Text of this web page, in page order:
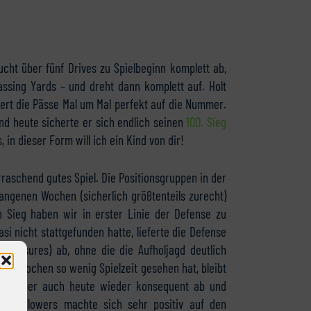
über fünf Drives zu Spielbeginn komplett ab,
Yards – und dreht dann komplett auf. Holt
die Pässe Mal um Mal perfekt auf die Nummer.
heute sicherte er sich endlich seinen100. Sieg
in dieser Form will ich ein Kind von dir!
gutes Spiel. Die Positionsgruppen in der
Wochen (sicherlich größtenteils zurecht)
Sieg haben wir in erster Linie der Defense zu
nicht stattgefunden hatte, lieferte die Defense
ab, ohne die die Aufholjagd deutlich
Wochen so wenig Spielzeit gesehen hat, bleibt
er auch heute wieder konsequent ab und
Flowers machte sich sehr positiv auf den